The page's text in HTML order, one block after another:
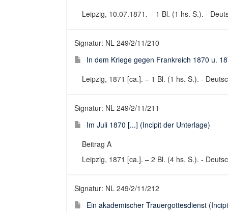
Leipzig, 10.07.1871. – 1 Bl. (1 hs. S.). -
Signatur: NL 249/2/11/210
In dem Kriege gegen Frankreich 1870 u.
Leipzig, 1871 [ca.]. – 1 Bl. (1 hs. S.). -
Signatur: NL 249/2/11/211
Im Juli 1870 [...] (Incipit der Unterlage)
Beitrag A
Leipzig, 1871 [ca.]. – 2 Bl. (4 hs. S.). -
Signatur: NL 249/2/11/212
Ein akademischer Trauergottesdienst